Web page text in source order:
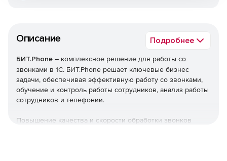
Описание Подробнее
БИТ.Phone – комплексное решение для работы со
звонками в 1С. БИТ.Phone решает ключевые бизнес
задачи, обеспечивая эффективную работу со звонками,
обучение и контроль работы сотрудников, анализ работы
сотрудников и телефонии.
Повышение качества и скорости обработки звонков